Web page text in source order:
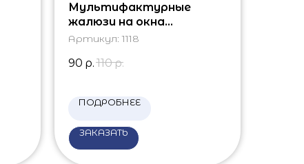
Мультифактурные
жалюзи на окна
вертикальные
Артикул: 1118
90 р. 110 р.
ПОДРОБНЕЕ
ЗАКАЗАТЬ